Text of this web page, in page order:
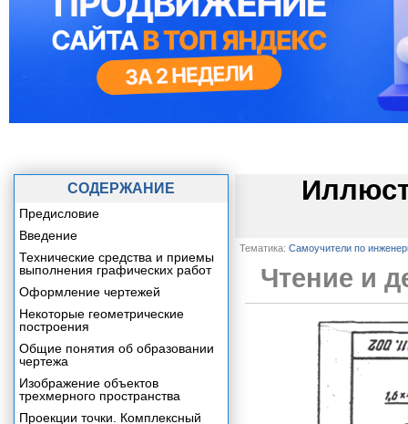
Тематика: Самоучители по
Чтение и
СОДЕРЖАНИЕ
Предисловие
Введение
Технические средства и приемы
выполнения графических работ
Оформление чертежей
Некоторые геометрические
построения
Общие понятия об образовании
чертежа
Изображение объектов
трехмерного пространства
Проекции точки. Комплексный